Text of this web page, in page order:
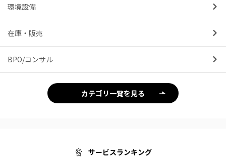
環境設備
在庫・販売
BPO/コンサル
カテゴリ一覧を見る
サービスランキング